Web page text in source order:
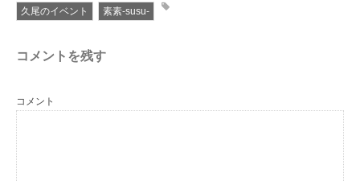
久尾のイベント 素素-susu-
コメントを残す
コメント